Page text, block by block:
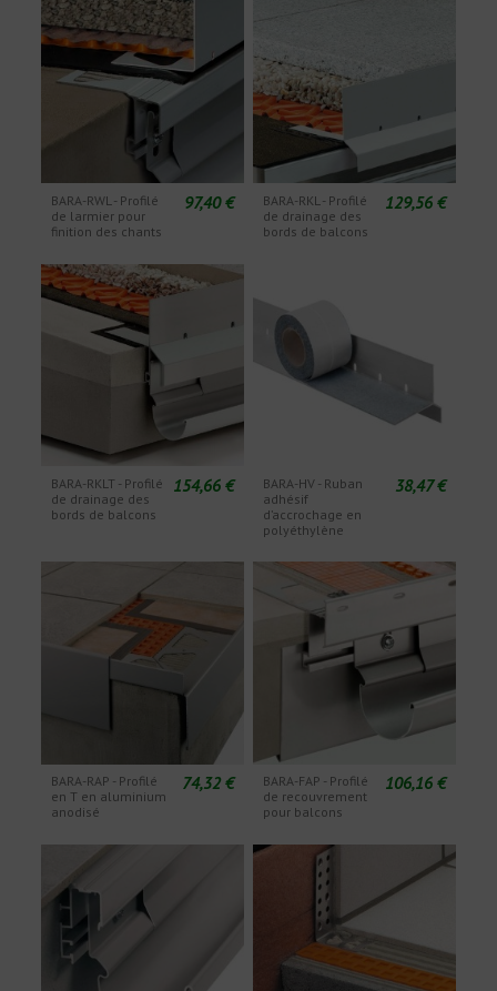
BARA-RWL - Profilé
de larmier pour
finition des chants
97,40 €
BARA-RKL - Profilé
de drainage des
bords de balcons
129,56 €
BARA-RKLT - Profilé
de drainage des
bords de balcons
154,66 €
BARA-HV - Ruban
adhésif
d’accrochage en
polyéthylène
38,47 €
BARA-RAP - Profilé
en T en aluminium
anodisé
74,32 €
BARA-FAP - Profilé
de recouvrement
pour balcons
106,16 €